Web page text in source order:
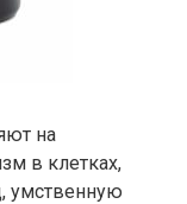
на
в клетках,
умственную